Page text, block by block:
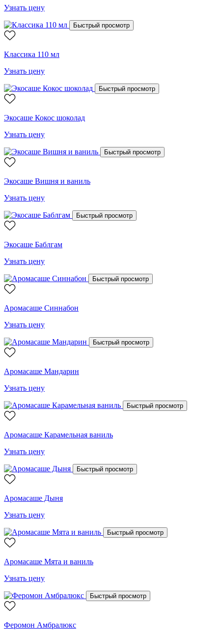
Узнать цену
Быстрый просмотр
Классика 110 мл
Узнать цену
Быстрый просмотр
Экосаше Кокос шоколад
Узнать цену
Быстрый просмотр
Экосаше Вишня и ваниль
Узнать цену
Быстрый просмотр
Экосаше Баблгам
Узнать цену
Быстрый просмотр
Аромасаше Синнабон
Узнать цену
Быстрый просмотр
Аромасаше Мандарин
Узнать цену
Быстрый просмотр
Аромасаше Карамельная ваниль
Узнать цену
Быстрый просмотр
Аромасаше Дыня
Узнать цену
Быстрый просмотр
Аромасаше Мята и ваниль
Узнать цену
Быстрый просмотр
Феромон Амбралюкс